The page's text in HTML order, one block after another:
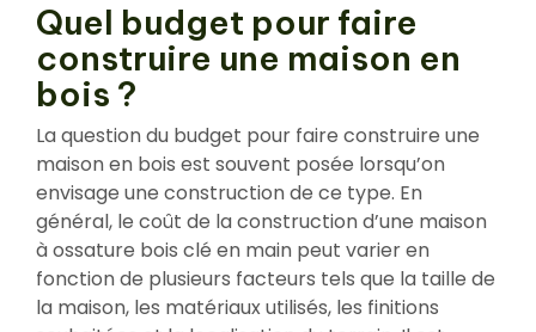
Quel budget pour faire
construire une maison en
bois ?
La question du budget pour faire construire une
maison en bois est souvent posée lorsqu’on
envisage une construction de ce type. En
général, le coût de la construction d’une maison
à ossature bois clé en main peut varier en
fonction de plusieurs facteurs tels que la taille de
la maison, les matériaux utilisés, les finitions